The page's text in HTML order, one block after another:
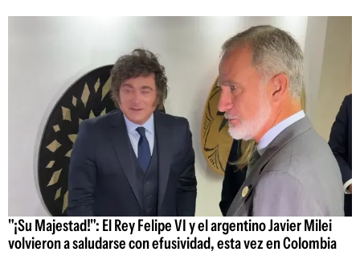
"¡Su Majestad!": El Rey Felipe VI y el argentino Javier Milei
volvieron a saludarse con efusividad, esta vez en Colombia